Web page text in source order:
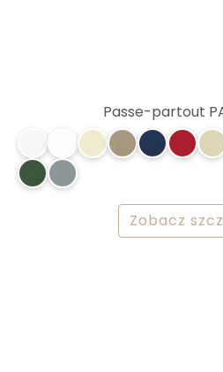
Passe-partout
Zobacz